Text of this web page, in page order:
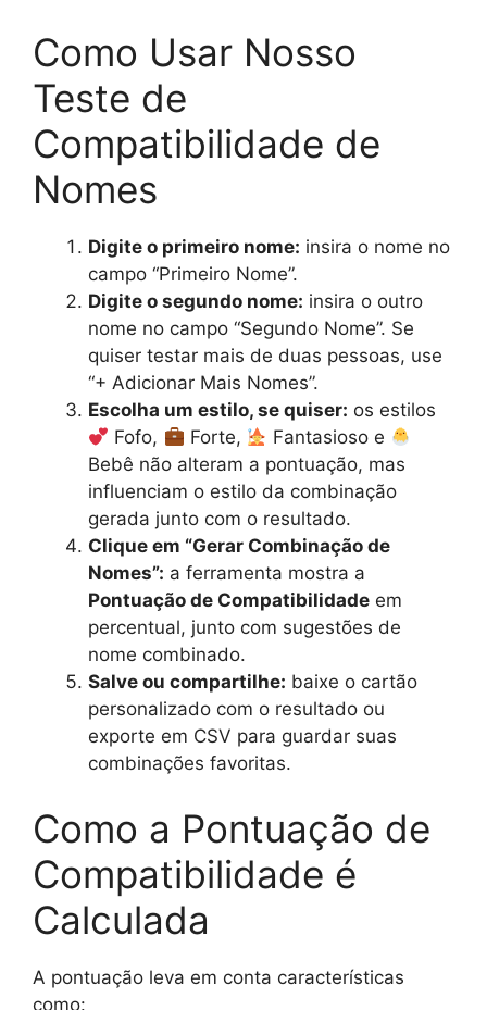
Como Usar Nosso
Teste de
Compatibilidade de
Nomes
Digite o primeiro nome: insira o nome no
campo “Primeiro Nome”.
Digite o segundo nome: insira o outro
nome no campo “Segundo Nome”. Se
quiser testar mais de duas pessoas, use
“+ Adicionar Mais Nomes”.
Escolha um estilo, se quiser: os estilos
Fofo,
Forte,
Fantasioso e
Bebê não alteram a pontuação, mas
influenciam o estilo da combinação
gerada junto com o resultado.
Clique em “Gerar Combinação de
Nomes”: a ferramenta mostra a
Pontuação de Compatibilidade em
percentual, junto com sugestões de
nome combinado.
Salve ou compartilhe: baixe o cartão
personalizado com o resultado ou
exporte em CSV para guardar suas
combinações favoritas.
Como a Pontuação de
Compatibilidade é
Calculada
A pontuação leva em conta características
como: